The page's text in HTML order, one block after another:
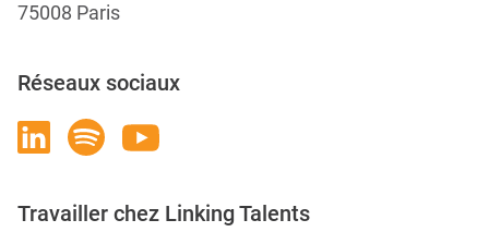
75008 Paris
Réseaux sociaux
Travailler chez Linking Talents